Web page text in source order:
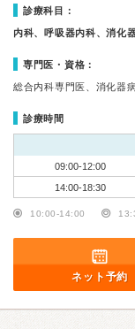
診療科目：
内科、呼吸器内科、消化
専門医・資格：
総合内科専門医、消化器
診療時間
09:00-12:00
14:00-18:30
10:00-14:00
ネット予約